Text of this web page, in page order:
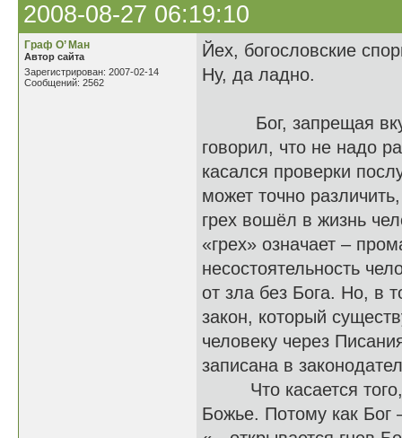
2008-08-27 06:19:10
Граф О’ Ман
Автор сайта
Зарегистрирован: 2007-02-14
Сообщений: 2562
Йех, богословские
Ну, да ладно.
Бог, запрещая
говорил, что не надо
касался проверки
может точно
грех вошёл в жизнь
«грех» означает –
несостоятельность
от зла без Бога. Но, в
закон, который
человеку через
записана в
Что касается того,
Божье. Потому как Бог